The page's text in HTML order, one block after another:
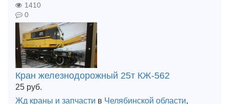
1410
0
Кран железнодорожный 25т КЖ-562
25 руб.
Жд краны и запчасти в Челябинской области,